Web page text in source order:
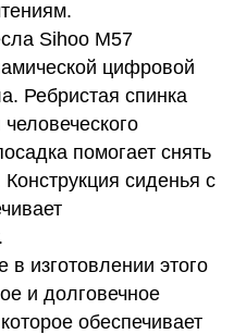
Sihoo M57
цифровой
Ребристая спинка
помогает снять
сиденья с
изготовлении этого
и долговечное
обеспечивает